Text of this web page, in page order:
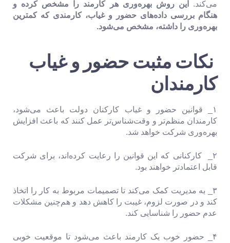
می‌کند. این روش بهره‌وری هر کارمند را مشخص کرده و
هنگام بررسی داده‌های حضور و غیاب، کارمندی که کمترین
بهره‌وری را داشته، مشخص می‌شود.
نکات مثبت حضور و غیاب
کارمندان
۱_ قوانین حضور و غیاب کارکنان دولت باعث می‌شود،
کارمندان منظم‌تر و وقت‌شناس‌تر عمل کنند که باعث افزایش
بهره‌وری شرکت خواهد شد.
۲_ کارکنانی که این قوانین را رعایت کرده‌اند، برای شرکت
قابل اعتمادتر خواهند بود.
۳_ به مدیریت کمک می‌کند تا تصمیمات مربوط به کار را اتخاذ
کند و در صورت لزوم، غیبت را کاهش دهد و هم‌چنین مشکلات
عدم حضور را شناسایی کند.
۴_ حضور خوب یک کارمند باعث می‌شود تا موقعیت خوبی